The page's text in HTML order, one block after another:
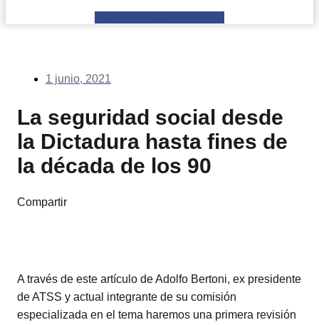
1 junio, 2021
La seguridad social desde
la Dictadura hasta fines de
la década de los 90
Compartir
A través de este artículo de Adolfo Bertoni, ex presidente
de ATSS y actual integrante de su comisión
especializada en el tema haremos una primera revisión